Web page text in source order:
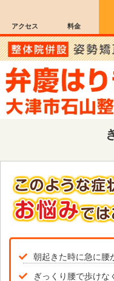
アクセス 料金
朝起きた時に急に腰
ぎっくり腰で歩けな